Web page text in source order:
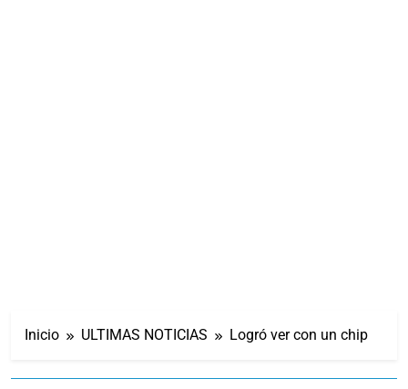
Inicio ULTIMAS NOTICIAS Logró ver con un chip